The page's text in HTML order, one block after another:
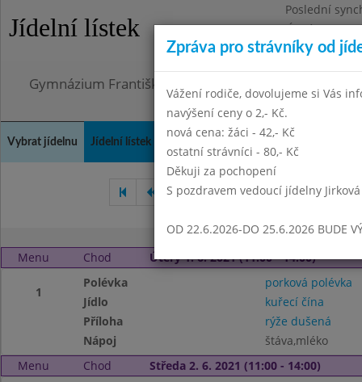
Jídelní lístek
Poslední
Úterý
Omezení
Gymnázium Františka Palackého, Neratovice,
Vybrat jídelnu Jídelní lístek
Duben 2021 Květen 2021
Menu Chod Úterý 1. 6. 2021 (11:00 - 14:00)
1
Polévka
porková polévka
Jídlo
kuřecí čína
Příloha
rýže dušená
Nápoj
štáva,mléko
Menu
Chod Středa 2. 6. 2021 (11:00 - 14:00)
Zpráva pro strávníky od
Vážení rodiče, dovolujeme si Vás
navýšení ceny o 2,- Kč.
nová cena: žáci - 42,- Kč
ostatní strávníci - 80,- Kč
Děkuji za pochopení
S pozdravem vedoucí jídelny Jirková
OD 22.6.2026-DO 25.6.2026 BUDE